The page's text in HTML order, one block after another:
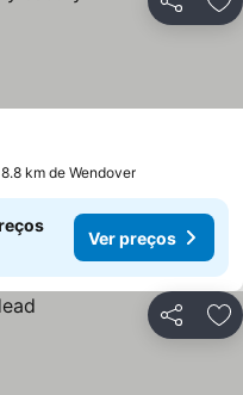
Partilhar
km de Wendover
Ver preços
Partilhar